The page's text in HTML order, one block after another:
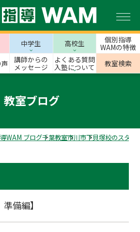
中学生 高校生
個別指導
WAMの特徴
講師からの
メッセージ
よくある質問
入塾について
教室検索
教室ブログ
WAM ブログ千葉教室市川市下貝塚校のスタッ
備編】